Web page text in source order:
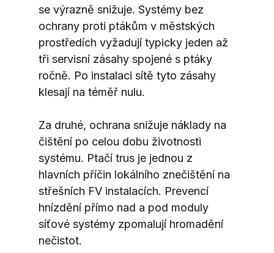
se výrazně snižuje. Systémy bez
ochrany proti ptákům v městských
prostředích vyžadují typicky jeden až
tři servisní zásahy spojené s ptáky
ročně. Po instalaci sítě tyto zásahy
klesají na téměř nulu.
Za druhé, ochrana snižuje náklady na
čištění po celou dobu životnosti
systému. Ptačí trus je jednou z
hlavních příčin lokálního znečištění na
střešních FV instalacích. Prevencí
hnízdění přímo nad a pod moduly
síťové systémy zpomalují hromadění
nečistot.